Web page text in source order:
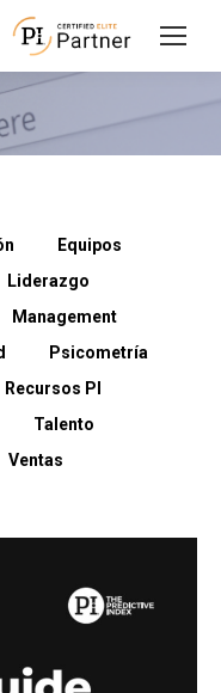
Equipos
Liderazgo
Management
Psicometría
Recursos PI
Talento
Ventas